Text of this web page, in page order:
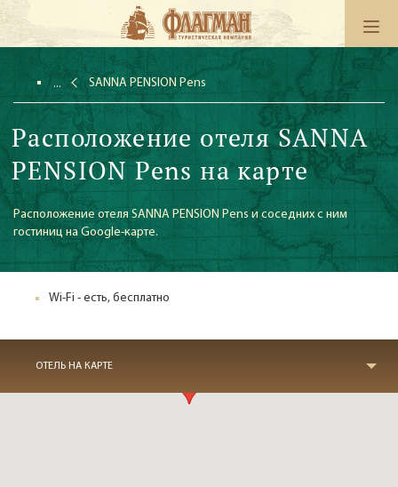
SANNA PENSION Pens
Расположение отеля SANNA
PENSION Pens на карте
Расположение отеля SANNA PENSION Pens и соседних с ним
гостиниц на Google-карте.
Wi-Fi - есть, бесплатно
ОТЕЛЬ НА КАРТЕ